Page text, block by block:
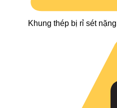
Khung thép bị rỉ sét